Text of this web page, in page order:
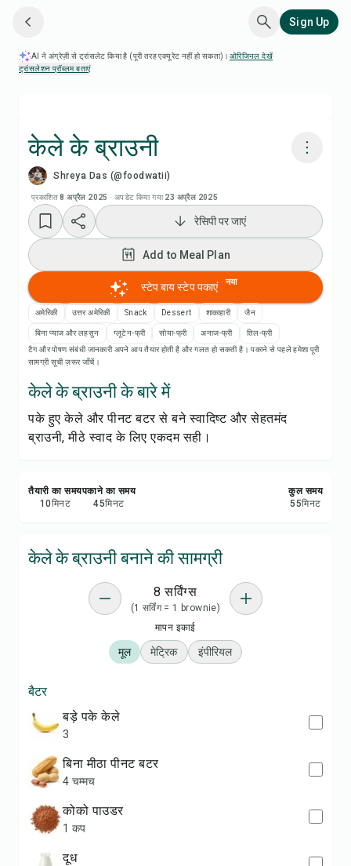
Sign Up
AI ने अंग्रेज़ी से ट्रांसलेट किया है (पूरी तरह एक्यूरेट नहीं हो सकता)। ओरिजिनल देखें·
ट्रांसलेशन प्रॉब्लम बताएं
केले के ब्राउनी
Shreya Das (@foodwatii)
प्रकाशित 8 अप्रैल 2025 ·अपडेट किया गया 23 अप्रैल 2025
रेसिपी वीडियो देखें
Add to Meal Plan
Add to Shopping List
रेसिपी नोट्स
रेसिपी प्रिंट करें
सेव करें
रेसिपी पर जाएं
Add to Meal Plan
स्टेप बाय स्टेप पकाएं नया
अमेरिकी उत्तर अमेरिकी Snack Dessert शाकाहारी जैन
बिना प्याज और लहसुन ग्लूटेन-फ्री सोया-फ्री अनाज-फ्री
तिल-फ्री
टैग और पोषण संबंधी जानकारी अपने आप तैयार होती है और गलत हो सकती है। पकाने से पहले हमेशा पूरी
सामग्री सूची ज़रूर जाँचें।
केले के ब्राउनी के बारे में
पके हुए केले और पीनट बटर से बने स्वादिष्ट और सेहतमंद
ब्राउनी, मीठे स्वाद के लिए एकदम सही।
तैयारी का समय
10मिनट
पकाने का समय
45मिनट
कुल समय
55मिनट
केले के ब्राउनी बनाने की सामग्री
8 सर्विंग्स
(1 सर्विंग = 1 brownie)
मापन इकाई
मूल मेट्रिक इंपीरियल
बैटर
बड़े पके केले
3
बिना मीठा पीनट बटर
4 चम्मच
कोको पाउडर
1 कप
दूध